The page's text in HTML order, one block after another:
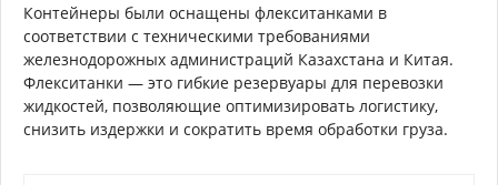
Контейнеры были оснащены флекситанками в
соответствии с техническими требованиями
железнодорожных администраций Казахстана и Китая.
Флекситанки — это гибкие резервуары для перевозки
жидкостей, позволяющие оптимизировать логистику,
снизить издержки и сократить время обработки груза.